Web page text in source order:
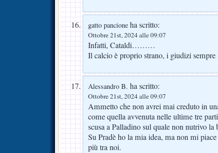
gatto pancione ha scritto:
Ottobre 21st, 2024 alle 09:07
Infatti, Cataldi………
Il calcio è proprio strano, i giudizi
Alessandro B. ha scritto:
Ottobre 21st, 2024 alle 09:07
Ammetto che non avrei mai creduto in
come quella avvenuta nelle ultime tre
scusa a Palladino sul quale non nutrivo
Su Pradè ho la mia idea, ma non mi
più tra noi.